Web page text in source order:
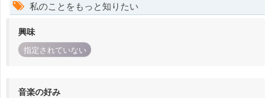
私のことをもっと知りたい
興味
指定されていない
音楽の好み